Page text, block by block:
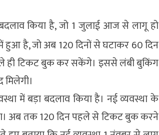
किया है, जो 1 जुलाई आज से लागू हो
हुआ है, जो अब 120 दिनों से घटाकर 60 दिन
ही टिकट बुक कर सकेंगे। इससे लंबी बुकिंग
में बड़ा बदलाव किया है। नई व्यवस्था के
अब तक 120 दिन पहले से टिकट बुक करने